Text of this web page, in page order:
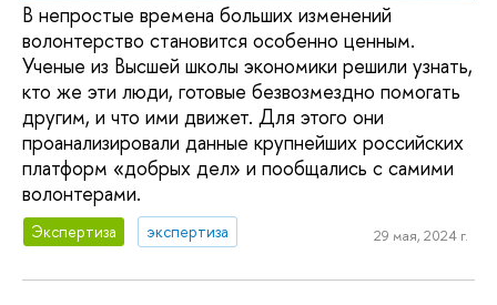
В непростые времена больших изменений
волонтерство становится особенно ценным.
Ученые из Высшей школы экономики решили узнать,
кто же эти люди, готовые безвозмездно помогать
другим, и что ими движет. Для этого они
проанализировали данные крупнейших российских
платформ «добрых дел» и пообщались с самими
волонтерами.
Экспертиза экспертиза 29 мая, 2024 г.